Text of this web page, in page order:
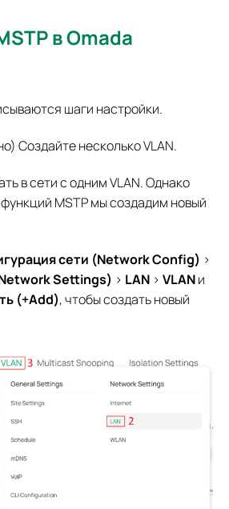
в Omada
шаги настройки.
Создайте несколько VLAN.
в сети с одним VLAN. Однако
MSTP мы создадим новый
сети (Network Config) >
Settings) > LAN > VLANи
(+Add), чтобы создать новый